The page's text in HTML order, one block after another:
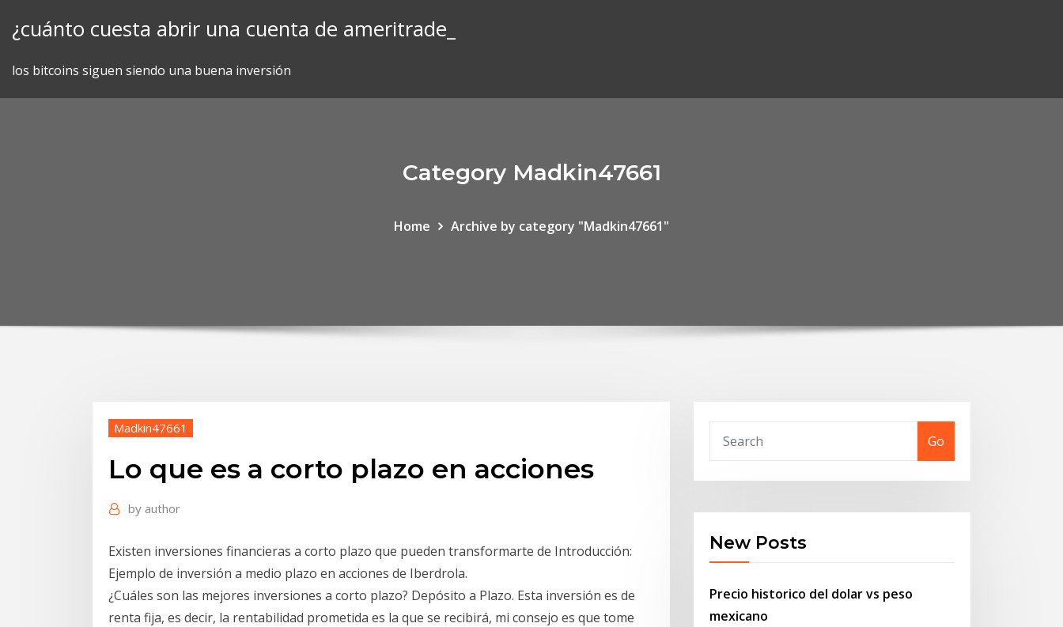
¿cuánto cuesta abrir una cuenta de ameritrade_
los bitcoins siguen siendo una buena inversión
Category Madkin47661
Home Archive by category "Madkin47661"
Madkin47661
Lo que es a corto plazo en acciones
by author
Existen inversiones financieras a corto plazo que pueden transformarte de Introducción:
Ejemplo de inversión a medio plazo en acciones de Iberdrola.
¿Cuáles son las mejores inversiones a corto plazo? Depósito a Plazo. Esta inversión es de
renta fija, es decir, la rentabilidad prometida es la que se recibirá, mi consejo es que tome
Go
New Posts
Precio historico del dolar vs peso
mexicano